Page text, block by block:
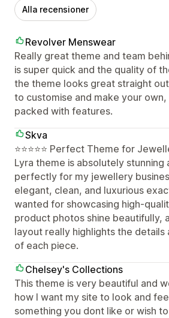
Alla recensioner
Revolver Menswear
Really great theme and team
is super quick and the quality of
the theme looks great straight
to customise and make your
packed with features.
Skva
⭐️⭐️⭐️⭐️⭐️ Perfect Theme for
Lyra theme is absolutely stunning
perfectly for my jewellery
elegant, clean, and luxurious
wanted for showcasing high-
product photos shine beautifully,
layout really highlights the details
of each piece.
Chelsey's Collections
This theme is very beautiful and
how I want my site to look and
something you dont like or wish